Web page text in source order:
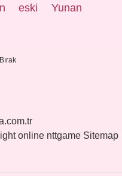
eski Yunan
online nttgame Sitemap